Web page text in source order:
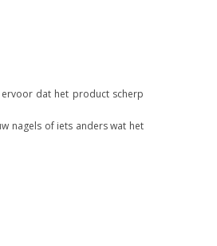
dat het product scherp
nagels of iets anders wat het